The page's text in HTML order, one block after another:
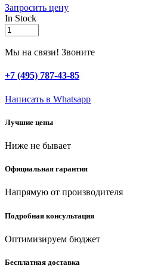
Запросить цену
In Stock
RACO
ORIGINAL,
3/4″,
шланга,
из
пластика,
соединитель
55204T)
Мы на связи! Звоните
+7 (495) 787-43-85
Написать в Whatsapp
Лучшие цены
Ниже не бывает
Официальная гарантия
Напрямую от производителя
Подробная консультация
Оптимизируем бюджет
Бесплатная доставка